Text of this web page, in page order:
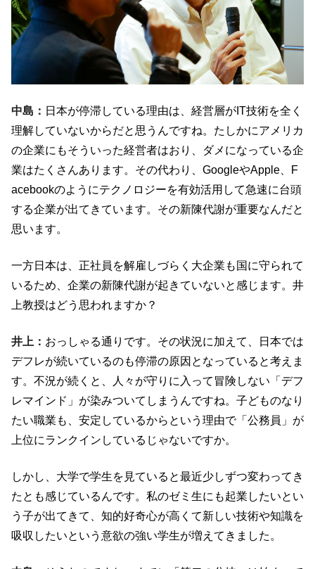
中島： 日本が停滞している理由は、経営層がIT技術を全く
理解していないからだと思うんですね。たしかにアメリカ
の企業にもそういった経営者はおり、ダメになっている企
業はたくさんあります。その代わり、GoogleやApple、F
acebookのようにテクノロジーを有効活用して急速に台頭
する企業が出てきています。その新陳代謝が重要なんだと
思います。
一方日本は、正社員を解雇しづらく大企業も国に守られて
いるため、企業の新陳代謝が起きていないと感じます。井
上教授はどう思われますか？
井上： おっしゃる通りです。その状況に加えて、日本では
デフレが続いているのも停滞の原因となっていると考えま
す。不況が続くと、人々が守りに入って冒険しない「デフ
レマインド」が染みついてしまうんですね。子どものなり
たい職業も、安定しているからという理由で「公務員」が
上位にランクインしているじゃないですか。
しかし、大学で学生を見ていると最近少しずつ変わってき
たとも感じているんです。私のゼミ生にも起業したいとい
う子が出てきて、知的好奇心が高くて新しい技術や知識を
吸収したいという意欲の強い学生が増えてきました。